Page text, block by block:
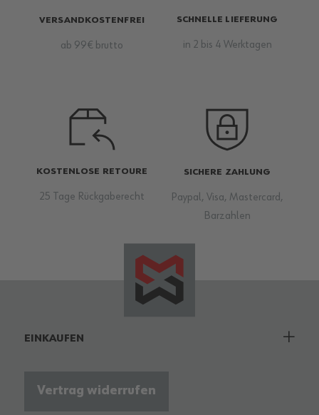
VERSANDKOSTENFREI
ab 99€ brutto
SCHNELLE LIEFERUNG
in 2 bis 4 Werktagen
KOSTENLOSE RETOURE
25 Tage Rückgaberecht
SICHERE ZAHLUNG
Paypal, Visa, Mastercard,
Barzahlen
EINKAUFEN
Vertrag widerrufen